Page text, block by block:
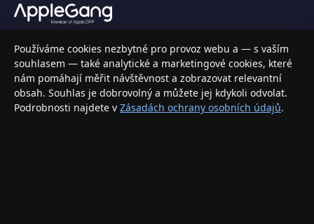
Váš specializovaný obchod s Apple produkty, příslušenstvím a
elektronikou. Nakupujte bezpečně a s jistotou.
INFORMACE
Doprava a doručení
Používáme cookies nezbytné pro provoz webu a — s vaším
souhlasem — také analytické a marketingové cookies, které
nám pomáhají měřit návštěvnost a zobrazovat relevantní
obsah. Souhlas je dobrovolný a můžete jej kdykoli odvolat.
Podrobnosti najdete v Zásadách ochrany osobních údajů.